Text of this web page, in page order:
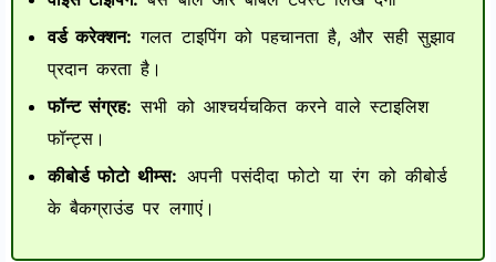
वर्ड करेक्शन: गलत टाइपिंग को पहचानता है, और सही सुझाव
प्रदान करता है।
फॉन्ट संग्रह: सभी को आश्चर्यचकित करने वाले स्टाइलिश
फॉन्ट्स।
कीबोर्ड फोटो थीम्स: अपनी पसंदीदा फोटो या रंग को कीबोर्ड
के बैकग्राउंड पर लगाएं।